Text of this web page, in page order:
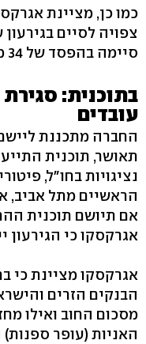
סיימה בהפסד של 34 מיליון יורו.
בתוכנית: סגירת
עובדים
החברה מתכננת
תאושר, תוכנית
הראשיים מתל אביב,
אם תיושם תוכנית
אגרקסקו כי הגירעון יירד ל-3
אגרקסקו מציינת כי
הבנקים הזרים
מסכום החוב ואילו
האניות (עופר